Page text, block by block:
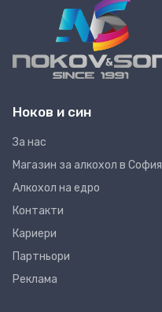
Ноков и син
За нас
Магазин за алкохол в София
Алкохол на едро
Контакти
Кариери
Партньори
Реклама